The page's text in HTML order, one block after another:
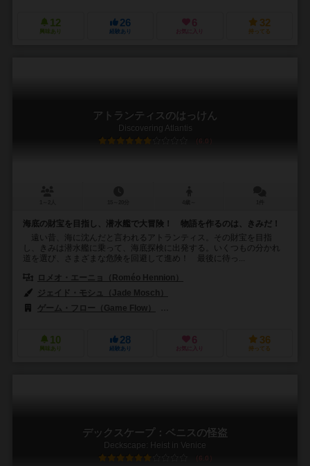
12
興味あり
26
経験あり
6
お気に入り
32
持ってる
アトランティスのはっけん
Discovering Atlantis
6.0
海底の財宝を目指し、潜水艦で大冒険！ 物語を作るのは、きみだ！
遠い昔、海に沈んだと言われるアトランティス。その財宝を目指
し、きみは潜水艦に乗って、海底探検に出発する。いくつもの分かれ
道を選び、さまざまな危険を回避して進め！ 最後に待っ...
ロメオ・エーニョ（Roméo Hennion）
ジェイド・モシュ（Jade Mosch）
ゲーム・フロー（Game Flow）
10
興味あり
28
経験あり
6
お気に入り
36
持ってる
デックスケープ：ベニスの怪盗
Deckscape: Heist in Venice
6.0